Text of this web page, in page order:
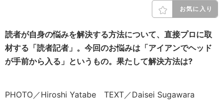
お気に入り
読者が自身の悩みを解決する方法について、直接プロに取
材する「読者記者」。今回のお悩みは「アイアンでヘッド
が手前から入る」というもの。果たして解決方法は?
PHOTO／Hiroshi Yatabe TEXT／Daisei Sugawara